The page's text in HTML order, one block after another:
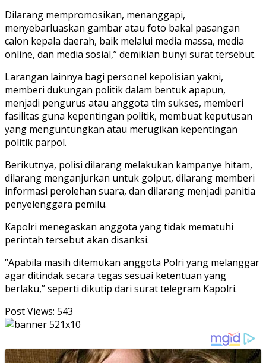
Dilarang mempromosikan, menanggapi,
menyebarluaskan gambar atau foto bakal pasangan
calon kepala daerah, baik melalui media massa, media
online, dan media sosial,” demikian bunyi surat tersebut.
Larangan lainnya bagi personel kepolisian yakni,
memberi dukungan politik dalam bentuk apapun,
menjadi pengurus atau anggota tim sukses, memberi
fasilitas guna kepentingan politik, membuat keputusan
yang menguntungkan atau merugikan kepentingan
politik parpol.
Berikutnya, polisi dilarang melakukan kampanye hitam,
dilarang menganjurkan untuk golput, dilarang memberi
informasi perolehan suara, dan dilarang menjadi panitia
penyelenggara pemilu.
Kapolri menegaskan anggota yang tidak mematuhi
perintah tersebut akan disanksi.
“Apabila masih ditemukan anggota Polri yang melanggar
agar ditindak secara tegas sesuai ketentuan yang
berlaku,” seperti dikutip dari surat telegram Kapolri.
Post Views: 543